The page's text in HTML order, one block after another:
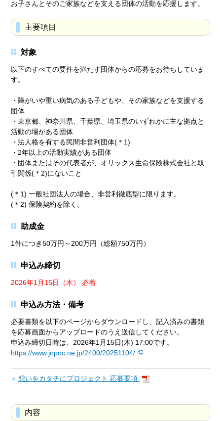
お子さんとそのご家族などを支える団体の活動を応援します。
主要項目
対象
以下のすべての要件を満たす団体からの応募をお待ちしていま
す。
・障がいや重い病気のある子どもや、その家族などを支援する
団体
・東京都、神奈川県、千葉県、埼玉県のいずれかに主な拠点と
活動の場がある団体
・法人格を有する民間非営利団体(＊1)
・2年以上の活動実績がある団体
・団体またはその代表者が、オリックス生命保険株式会社と取
引関係(＊2)にないこと
(＊1) 一般社団法人の場合、非営利徹底型に限ります。
(＊2) 保険契約を除く。
助成金
1件につき50万円～200万円（総額750万円）
申込み締切
2026年1月15日（木） 必着
申込み方法・備考
必要書類を以下のページからダウンロードし、記入済みの書類
を応募画面からアップロードのうえ送信してください。
申込み締切日時は、2026年1月15日(木) 17:00です。
https://www.jnpoc.ne.jp/2400/20251104/
想いをカタチにプロジェクト 応募要項
内容